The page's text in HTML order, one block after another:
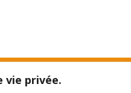
vie privée.